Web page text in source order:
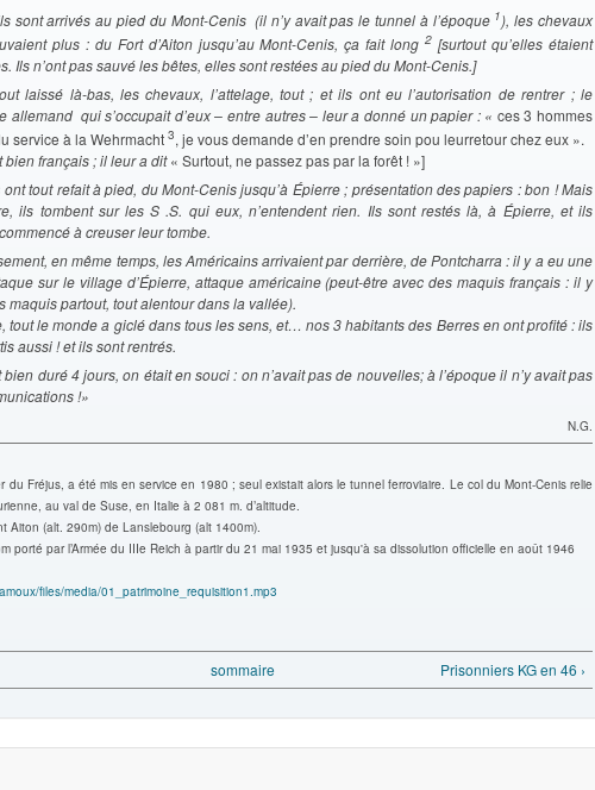
sont arrivés au pied du Mont-Cenis (il n’y avait pas le tunnel à l’époque 1), les chevaux
plus : du Fort d’Aiton jusqu’au Mont-Cenis, ça fait long2 [surtout qu’elles étaient
Ils n’ont pas sauvé les bêtes, elles sont restées au pied du Mont-Cenis.]
laissé là-bas, les chevaux, l’attelage, tout ; et ils ont eu l’autorisation de rentrer ; le
allemand qui s’occupait d’eux – entre autres – leur a donné un papier : « ces 3 hommes
service à la Wehrmacht 3, je vous demande d’en prendre soin pou leurretour chez eux ».
bien français ; il leur a dit« Surtout, ne passez pas par la forêt ! »]
tout refait à pied, du Mont-Cenis jusqu’à Épierre ; présentation des papiers : bon ! Mais
ils tombent sur les S .S. qui eux, n’entendent rien. Ils sont restés là, à Épierre, et ils
à creuser leur tombe.
en même temps, les Américains arrivaient par derrière, de Pontcharra : il y a eu une
sur le village d’Épierre, attaque américaine (peut-être avec des maquis français : il y
maquis partout, tout alentour dans la vallée).
tout le monde a giclé dans tous les sens, et… nos 3 habitants des Berres en ont profité : ils
aussi ! et ils sont rentrés.
bien duré 4 jours, on était en souci : on n’avait pas de nouvelles; à l’époque il n’y avait pas
!»
N.G.
du Fréjus, a été mis en service en 1980 ; seul existait alors le tunnel ferroviaire. Le col du Mont-Cenis relie
au val de Suse, en Italie à 2 081 m. d’altitude.
Aiton (alt. 290m) de Lanslebourg (alt 1400m).
porté par l’Armée du IIIe Reich à partir du 21 mai 1935 et jusqu'à sa dissolution officielle en août 1946
files/media/01_patrimoine_requisition1.mp3
sommaire Prisonniers KG en 46 ›